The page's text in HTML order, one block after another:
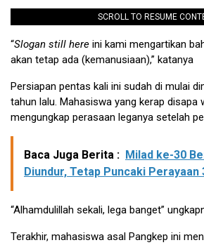
SCROLL TO RESUME
“Slogan still here ini kami mengartikan
akan tetap ada (kemanusiaan),” katanya
Persiapan pentas kali ini sudah di mulai
tahun lalu. Mahasiswa yang kerap disapa
mengungkap perasaan leganya setelah
Baca Juga Berita : Milad ke-30
Diundur, Tetap Puncaki Perayaan
“Alhamdulillah sekali, lega banget”
Terakhir, mahasiswa asal Pangkep ini